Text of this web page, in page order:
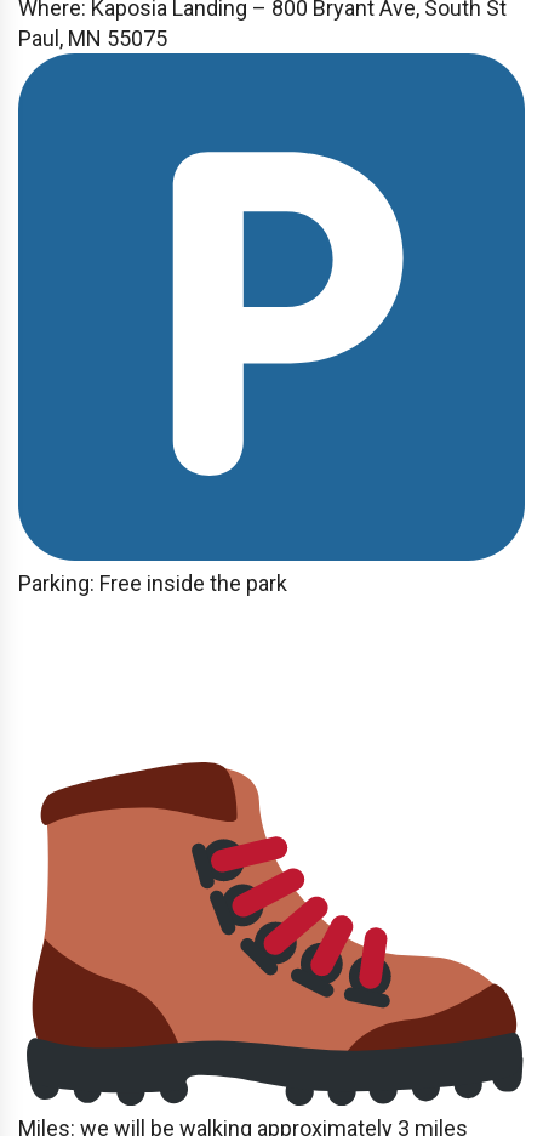
Where: Kaposia Landing – 800 Bryant Ave, South St
Paul, MN 55075
Parking: Free inside the park
Miles: we will be walking approximately 3 miles